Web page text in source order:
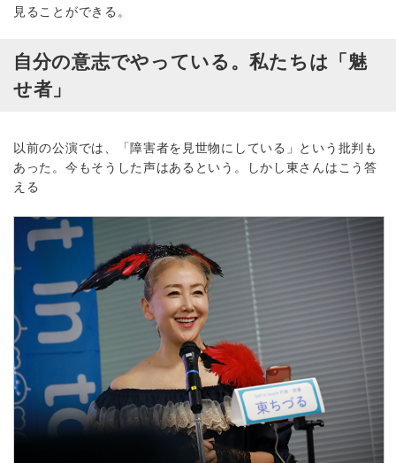
見ることができる。
自分の意志でやっている。私たちは「魅
せ者」
以前の公演では、「障害者を見世物にしている」という批判も
あった。今もそうした声はあるという。しかし東さんはこう答
える